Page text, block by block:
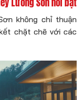
không chỉ thuận
chặt chẽ với các